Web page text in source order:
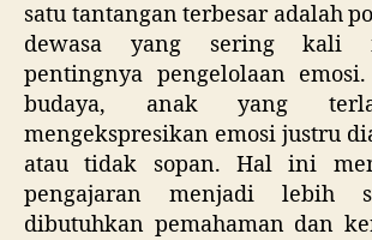
satu tantangan terbesar adalah
dewasa yang sering kali
pentingnya pengelolaan
budaya, anak yang
mengekspresikan emosi justru
atau tidak sopan. Hal ini
pengajaran menjadi lebih
dibutuhkan pemahaman dan